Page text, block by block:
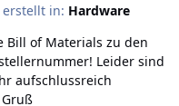
in: Hardware
Leider sind
aufschlussreich
bezüglich mancher Bauteile. Gruß